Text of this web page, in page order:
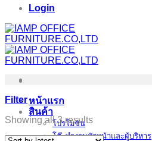
Login
หน้าแรก
สินค้า
โปรโมชั่น
โต๊ะทำงานหัวหน้าและผู้บริหาร
Filter
Showing all 3 results